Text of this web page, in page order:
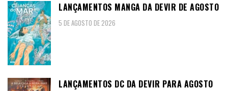
LANÇAMENTOS MANGA DA DEVIR DE AGOSTO
5 DE AGOSTO DE 2026
LANÇAMENTOS DC DA DEVIR PARA AGOSTO